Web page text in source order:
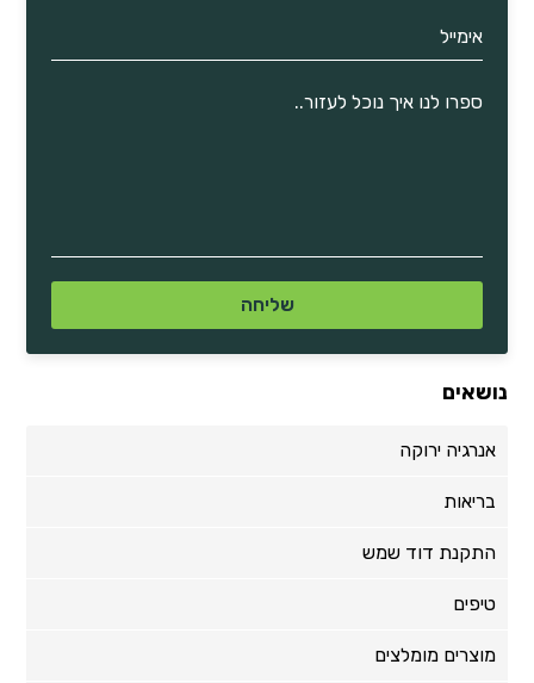
נושאים
אנרגיה ירוקה
בריאות
התקנת דוד שמש
טיפים
מוצרים מומלצים